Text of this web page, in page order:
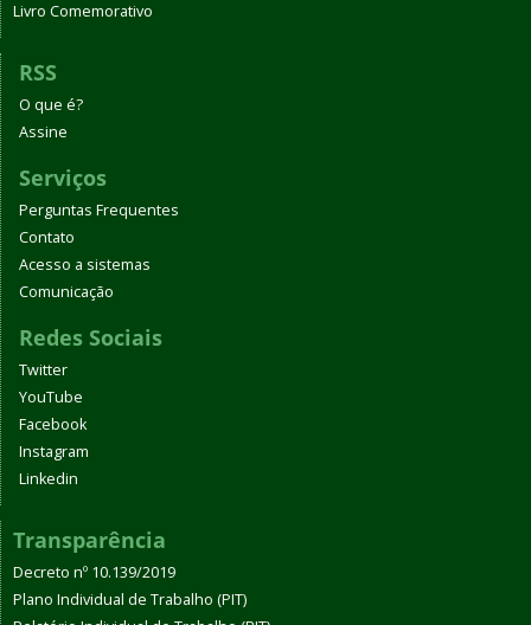
Livro Comemorativo
RSS
O que é?
Assine
Serviços
Perguntas Frequentes
Contato
Acesso a sistemas
Comunicação
Redes Sociais
Twitter
YouTube
Facebook
Instagram
Linkedin
Transparência
Decreto nº 10.139/2019
Plano Individual de Trabalho (PIT)